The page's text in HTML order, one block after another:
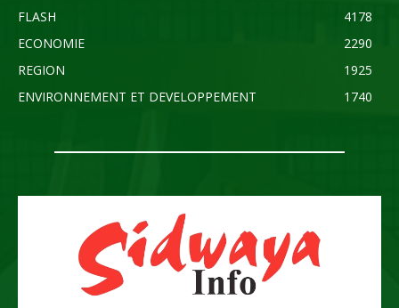
FLASH
4178
ECONOMIE
2290
REGION
1925
ENVIRONNEMENT ET DEVELOPPEMENT
1740